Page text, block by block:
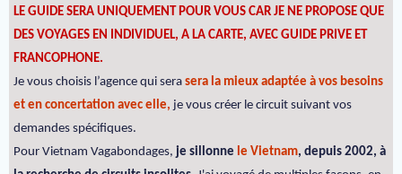
LE GUIDE SERA UNIQUEMENT POUR VOUS CAR JE NE PROPOSE QUE
DES VOYAGES EN INDIVIDUEL, A LA CARTE, AVEC GUIDE PRIVE ET
FRANCOPHONE.
Je vous choisis l’agence qui sera sera la mieux adaptée à vos besoins
et en concertation avec elle, je vous créer le circuit suivant vos
demandes spécifiques.
Pour Vietnam Vagabondages, je sillonne le Vietnam, depuis 2002, à